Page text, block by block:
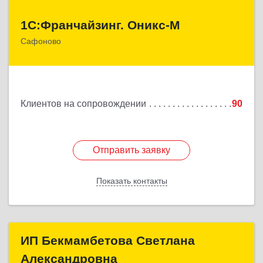
1С:Франчайзинг. Оникс-М
Сафоново
Клиентов на сопровождении 90
Отправить заявку
Показать контакты
215500, Смоленская обл, Сафоновский р-н,
Отправить заявку
Назад
ИП Бекмамбетова Светлана
Александровна
ИП Бекмамбетова Светлана